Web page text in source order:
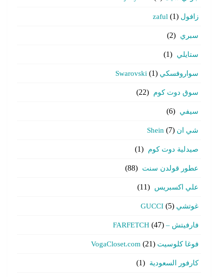
زافول zaful (1)
سبري (2)
ستايلي (1)
سواروفسكي Swarovski (1)
سوق دوت كوم (22)
سيفي (6)
شي ان Shein (7)
صيدلية دوت كوم (1)
عطور قولدن سنت (88)
علي اكسبريس (11)
غوتشي GUCCI (5)
فارفيتش – FARFETCH (47)
فوغا كلوسيت VogaCloset.com (21)
كارفور السعودية (1)